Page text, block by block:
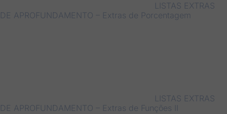
LISTAS EXTRAS
DE APROFUNDAMENTO – Extras de Porcentagem
LISTAS EXTRAS
DE APROFUNDAMENTO – Extras de Funções II